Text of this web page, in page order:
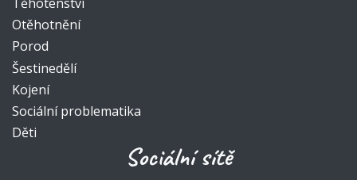
Otěhotnění
Porod
Šestinedělí
Kojení
Sociální problematika
Děti
Sociální sítě